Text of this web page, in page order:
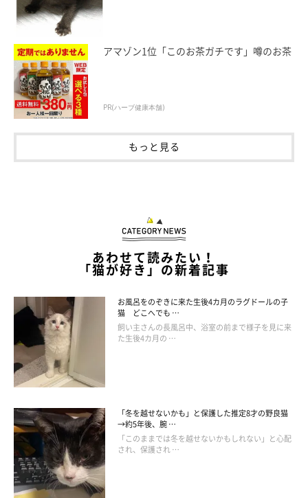
「たまちゃん、大丈夫!? お湯かからなかった!?」
少しのお湯でも、猫は火傷してしまうので、身体の隅々を念入り
内心ヒヤヒヤです。
アマゾン1位「このお茶ガチです」噂のお茶
PR(ハーブ健康本舗)
もっと見る
あわせて読みたい！
「猫が好き」の新着記事
お風呂をのぞきに来た生後4カ月のラグドールの子
猫 どこへでも …
飼い主さんの長風呂中、浴室の前まで様子を見に来
た生後4カ月の …
「冬を越せないかも」と保護した推定8才の野良猫
→約5年後、腕 …
「このままでは冬を越せないかもしれない」と心配
され、保護され …